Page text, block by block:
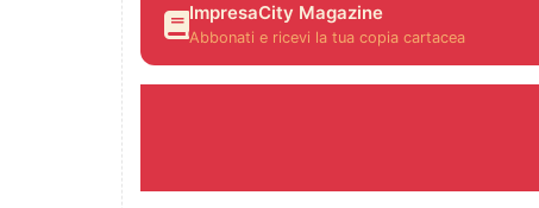
ImpresaCity Magazine
Abbonati e ricevi la tua copia cartacea